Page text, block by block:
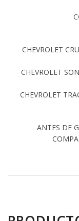
CHEVROLET
CHEVROLET
CHEVROLET
ANTES DE